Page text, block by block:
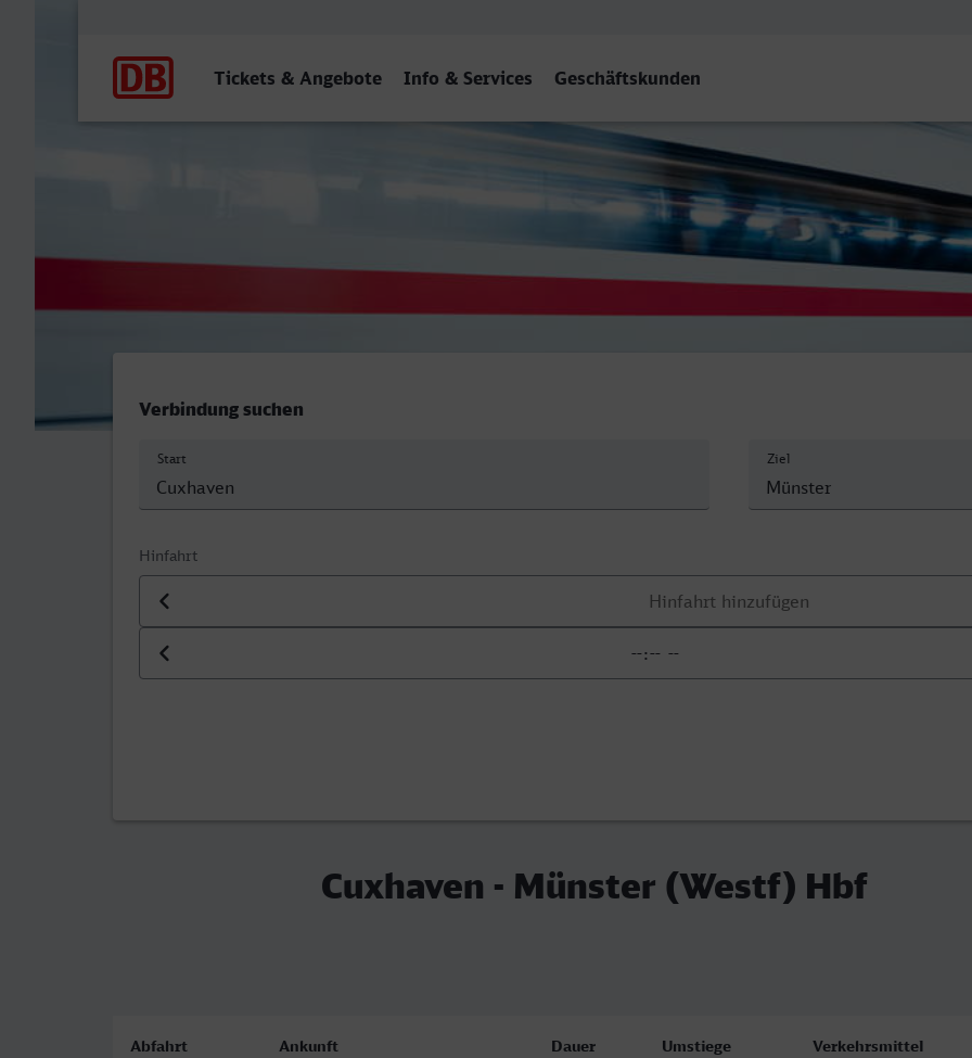
Tickets & Angebote Info & Services Geschäftskunden
Cuxhaven - Münster (Westf) Hbf
Verbindung suchen
Start Ziel
Hinfahrt
Datum der Hinfahrt
Uhrzeit der Hinfahrt
Cuxhaven - Münster (Westf) Hbf
Abfahrt Ankunft Dauer Umstiege Verkehrsmittel